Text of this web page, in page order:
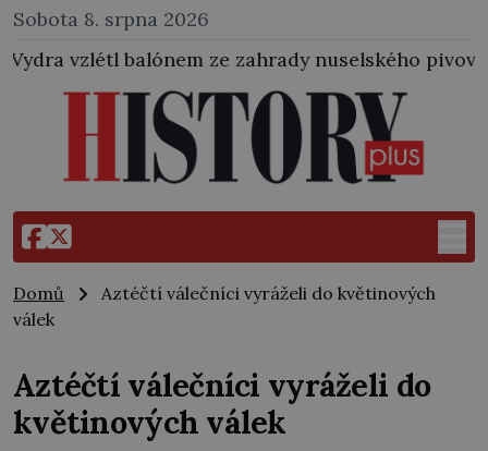
Sobota 8. srpna 2026
ze zahrady nuselského pivovaru a stal se tak
Domů
Aztéčtí válečníci vyráželi do květinových
válek
Aztéčtí válečníci vyráželi do
květinových válek